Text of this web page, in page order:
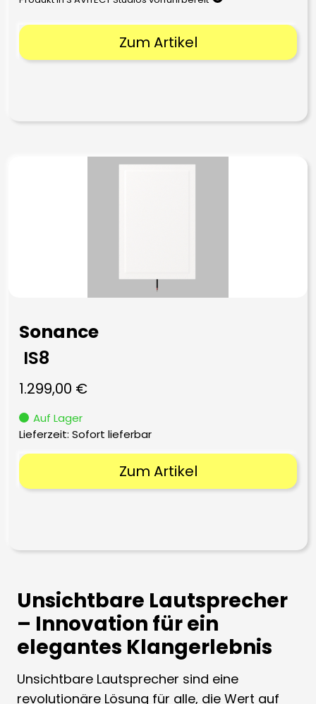
Zum Artikel
Sonance
IS8
1.299,00 €
Auf Lager
Lieferzeit: Sofort lieferbar
Zum Artikel
Unsichtbare Lautsprecher
– Innovation für ein
elegantes Klangerlebnis
Unsichtbare Lautsprecher sind eine
revolutionäre Lösung für alle, die Wert auf